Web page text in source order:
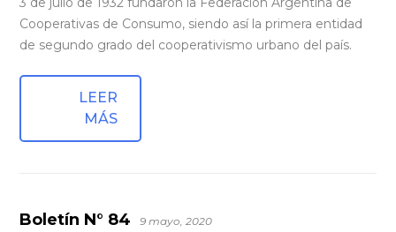
Cooperativas de Consumo, siendo así la primera entidad
de segundo grado del cooperativismo urbano del país.
LEER
MÁS
Boletín N° 84 9 mayo, 2020